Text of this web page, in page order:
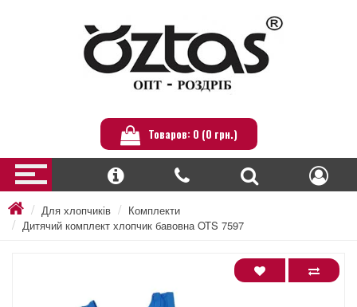
Товаров: 0 (0 грн.)
Для хлопчиків
Комплекти
Дитячий комплект хлопчик бавовна OTS 7597